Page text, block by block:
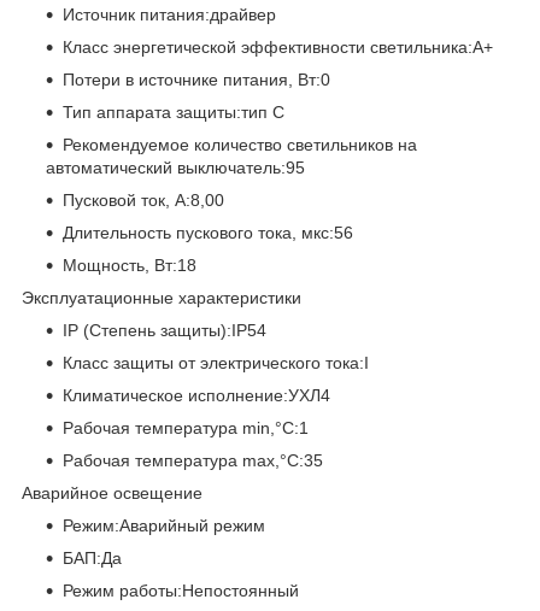
Источник питания:драйвер
Класс энергетической эффективности светильника:А+
Потери в источнике питания, Вт:0
Тип аппарата защиты:тип С
Рекомендуемое количество светильников на
автоматический выключатель:95
Пусковой ток, А:8,00
Длительность пускового тока, мкс:56
Мощность, Вт:18
Эксплуатационные характеристики
IP (Степень защиты):IP54
Класс защиты от электрического тока:I
Климатическое исполнение:УХЛ4
Рабочая температура min,°C:1
Рабочая температура max,°C:35
Аварийное освещение
Режим:Аварийный режим
БАП:Да
Режим работы:Непостоянный